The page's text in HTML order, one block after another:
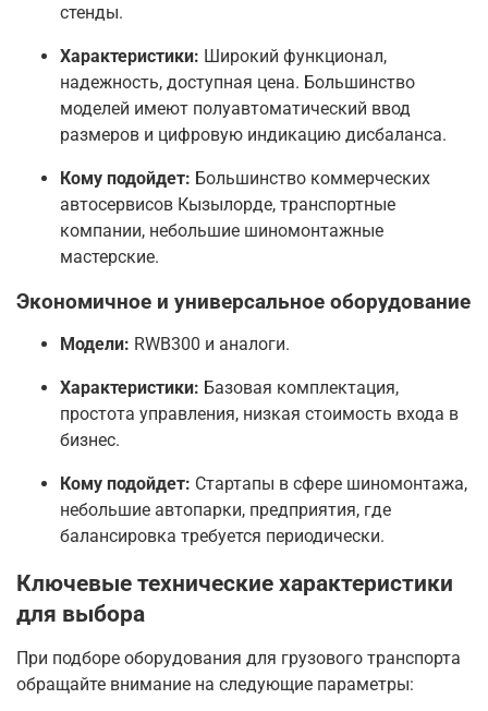
стенды.
Характеристики: Широкий функционал,
надежность, доступная цена. Большинство
моделей имеют полуавтоматический ввод
размеров и цифровую индикацию дисбаланса.
Кому подойдет: Большинство коммерческих
автосервисов Кызылорде, транспортные
компании, небольшие шиномонтажные
мастерские.
Экономичное и универсальное оборудование
Модели: RWB300 и аналоги.
Характеристики: Базовая комплектация,
простота управления, низкая стоимость входа в
бизнес.
Кому подойдет: Стартапы в сфере шиномонтажа,
небольшие автопарки, предприятия, где
балансировка требуется периодически.
Ключевые технические характеристики
для выбора
При подборе оборудования для грузового транспорта
обращайте внимание на следующие параметры: